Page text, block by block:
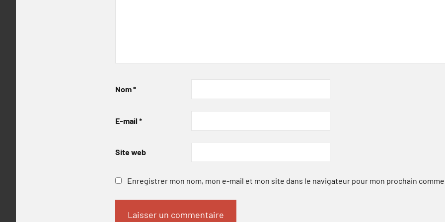
Nom*
E-mail *
Site web
Enregistrer mon nom, mon e-mail et mon site dans le navigateur pour mon prochain